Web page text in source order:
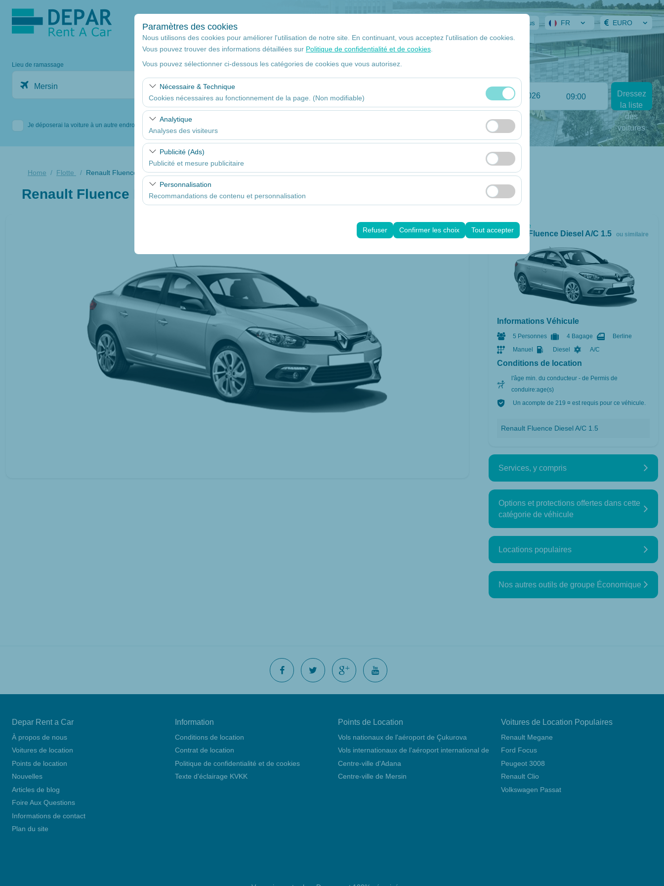
Paramètres des cookies
Nous utilisons des cookies pour améliorer l'utilisation de notre site. En continuant, vous acceptez l'utilisation de cookies.
Vous pouvez trouver des informations détaillées sur Politique de confidentialité et de cookies
Vous pouvez sélectionner ci-dessous les catégories de cookies que vous autorisez.
Nécessaire & Technique
Cookies nécessaires au fonctionnement de la page. (Non modifiable)
Ces cookies sont nécessaires au bon fonctionnement du site, à la sécurité, à la gestion des sessions et aux
fonctionnalités de base. Ils ne peuvent pas être désactivés.
Analytique
Analyses des visiteurs
Ces cookies nous permettent d’analyser la manière dont notre site est utilisé (nombre de visiteurs, pages les plus
consultées, comportements des utilisateurs). Ces données sont utilisées pour mesurer les performances du site
web et améliorer continuellement l’expérience utilisateur.
Publicité (Ads)
Publicité et mesure publicitaire
Ces cookies nous permettent d’afficher des publicités personnalisées adaptées à vos centres d’intérêt et de
mesurer l’efficacité de nos campagnes publicitaires (impressions, taux de clic).
Personnalisation
Recommandations de contenu et personnalisation
conservant vos paramètres d’interface utilisateur, vos préférences linguistiques et autres configurations.
Refuser Confirmer les choix Tout accepter
Identifiez-vous FR EURO
Lieu de ramassage
Mersin
Je déposerai la voiture à un autre endroit.
La date et l'heure du
09:00
Dressez
la liste
des
voitures
Home Flotte Renault Fluence Diesel A/C 1.5
Renault Fluence Diesel A/C 1.5 ou similaire
Économique
Renault Fluence Diesel A/C 1.5 ou similaire
Informations Véhicule
5 Personnes 4 Bagage
Berline
Manuel
Diesel A/C
Conditions de location
l'âge min. du conducteur - de Permis de
conduire:age(s)
Un acompte de 219 ¤ est requis pour ce véhicule.
Renault Fluence Diesel A/C 1.5
Services, y compris
Options et protections offertes dans cette
catégorie de véhicule
Locations populaires
Nos autres outils de groupe Économique
Depar Rent a Car
À propos de nous
Voitures de location
Points de location
Nouvelles
Articles de blog
Foire Aux Questions
Informations de contact
Plan du site
Information
Conditions de location
Contrat de location
Politique de confidentialité et de cookies
Texte d'éclairage KVKK
Points de Location
Vols nationaux de l'aéroport de Çukurova
Vols internationaux de l'aéroport international de Mersin Çukurova
Centre-ville d'Adana
Centre-ville de Mersin
Voitures de Location Populaires
Renault Megane
Ford Focus
Peugeot 3008
Renault Clio
Volkswagen Passat